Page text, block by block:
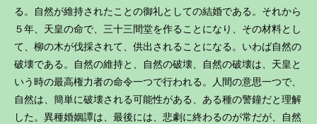
る。自然が維持されたことの御礼としての結婚である。それから
５年、天皇の命で、三十三間堂を作ることになり、その材料とし
て、柳の木が伐採されて、供出されることになる。いわば自然の
破壊である。自然の維持と、自然の破壊、自然の破壊は、天皇と
いう時の最高権力者の命令一つで行われる。人間の意思一つで、
自然は、簡単に破壊される可能性がある、ある種の警鐘だと理解
した。異種婚姻譚は、最後には、悲劇に終わるのが常だが、自然